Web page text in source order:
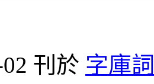
刊於 字庫